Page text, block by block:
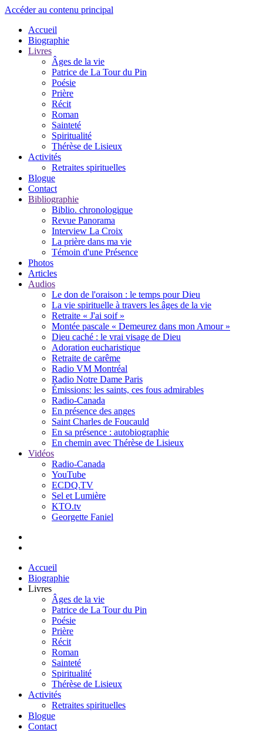
Accéder au contenu principal
Accueil
Biographie
Livres
Âges de la vie
Patrice de La Tour du Pin
Poésie
Prière
Récit
Roman
Sainteté
Spiritualité
Thérèse de Lisieux
Activités
Retraites spirituelles
Blogue
Contact
Bibliographie
Biblio. chronologique
Revue Panorama
Interview La Croix
La prière dans ma vie
Témoin d'une Présence
Photos
Articles
Audios
Le don de l'oraison : le temps pour Dieu
La vie spirituelle à travers les âges de la vie
Retraite « J'ai soif »
Montée pascale « Demeurez dans mon Amour »
Dieu caché : le vrai visage de Dieu
Adoration eucharistique
Retraite de carême
Radio VM Montréal
Radio Notre Dame Paris
Émissions: les saints, ces fous admirables
Radio-Canada
En présence des anges
Saint Charles de Foucauld
En sa présence : autobiographie
En chemin avec Thérèse de Lisieux
Vidéos
Radio-Canada
YouTube
ECDQ.TV
Sel et Lumière
KTO.tv
Georgette Faniel
Accueil
Biographie
Livres
Âges de la vie
Patrice de La Tour du Pin
Poésie
Prière
Récit
Roman
Sainteté
Spiritualité
Thérèse de Lisieux
Activités
Retraites spirituelles
Blogue
Contact